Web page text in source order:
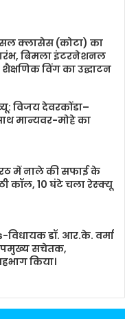
क्लासेस (कोटा) का
बिमला इंटरनेशनल
विंग का उद्घाटन
विजय देवरकोंडा–
मान्यवर-मोहे का
में नाले की सफाई के
कॉल, 10 घंटे चला रेस्क्यू
डॉ. आर.के. वर्मा
सचेतक,
किया।